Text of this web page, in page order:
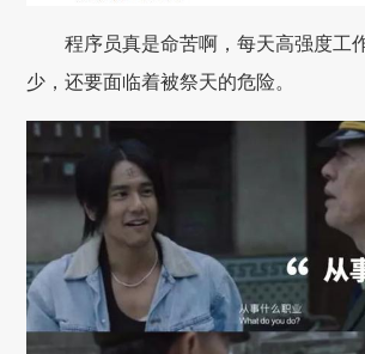
程序员真是命苦啊，每天高强度工
少，还要面临着被祭天的危险。